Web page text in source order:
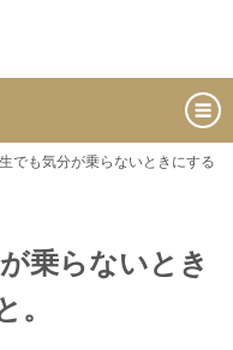
でも気分が乗らないときにする
乗らないとき
。